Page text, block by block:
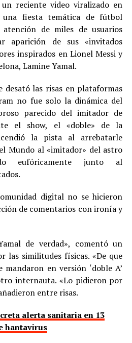
reciente video viralizado en
una fiesta temática de fútbol
de miles de usuarios
aparición de sus «invitados
inspirados en Lionel Messi y
Lamine Yamal.
desató las risas en plataformas
no fue solo la dinámica del
parecido del imitador de
el show, el «doble» de la
la pista al arrebatarle
Mundo al «imitador» del astro
eufóricamente junto al
digital no se hicieron
de comentarios con ironía y
de verdad», comentó un
las similitudes físicas. «De que
en versión ‘doble A’
internauta. «Lo pidieron por
entre risas.
alerta sanitaria en 13
hantavirus